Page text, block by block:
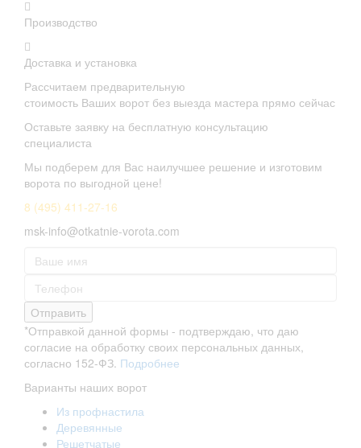
Производство
Доставка и установка
Рассчитаем предварительную
стоимость Ваших ворот без выезда мастера прямо сейчас
Оставьте заявку на бесплатную консультацию
специалиста
Мы подберем для Вас наилучшее решение и изготовим
ворота по выгодной цене!
8 (495) 411-27-16
msk-info@otkatnie-vorota.com
Отправить
*Отправкой данной формы - подтверждаю, что даю
согласие на обработку своих персональных данных,
согласно 152-ФЗ. Подробнее
Варианты наших ворот
Из профнастила
Деревянные
Решетчатые